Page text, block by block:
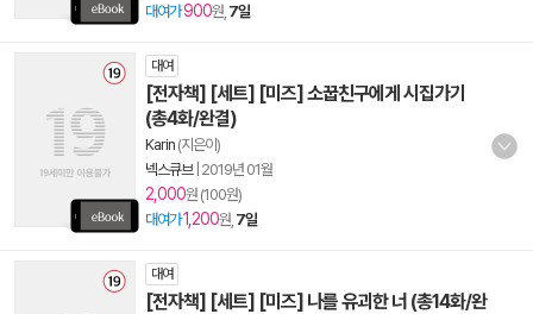
대여가900원, 7일
대여
[전자책] [세트] [미즈] 소꿉친구에게 시집가기
(총4화/완결)
Karin (지은이)
넥스큐브| 2019년 01월
2,000원 (100원)
대여가1,200원, 7일
대여
[전자책] [세트] [미즈] 나를 유괴한 너 (총14화/완